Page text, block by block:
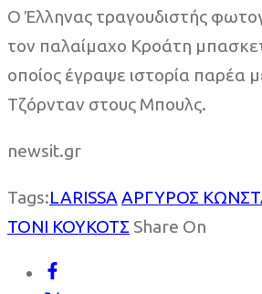
Ο Έλληνας τραγουδιστής
τον παλαίμαχο Κροάτη
οποίος έγραψε ιστορία παρέα
Τζόρνταν στους Μπουλς.
newsit.gr
Tags:LARISSA ΑΡΓΥΡΟΣ
ΤΟΝΙ ΚΟΥΚΟΤΣ Share On